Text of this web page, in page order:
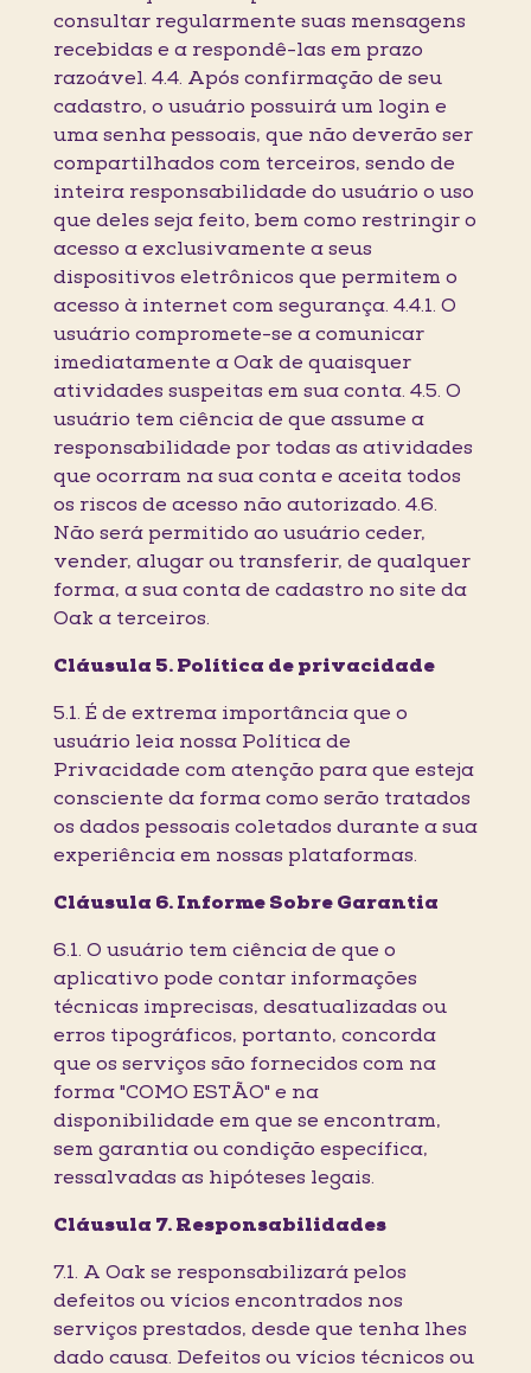
consultar regularmente suas mensagens
recebidas e a respondê-las em prazo
razoável. 4.4. Após confirmação de seu
cadastro, o usuário possuirá um login e
uma senha pessoais, que não deverão ser
compartilhados com terceiros, sendo de
inteira responsabilidade do usuário o uso
que deles seja feito, bem como restringir o
acesso a exclusivamente a seus
dispositivos eletrônicos que permitem o
acesso à internet com segurança. 4.4.1. O
usuário compromete-se a comunicar
imediatamente a Oak de quaisquer
atividades suspeitas em sua conta. 4.5. O
usuário tem ciência de que assume a
responsabilidade por todas as atividades
que ocorram na sua conta e aceita todos
os riscos de acesso não autorizado. 4.6.
Não será permitido ao usuário ceder,
vender, alugar ou transferir, de qualquer
forma, a sua conta de cadastro no site da
Oak a terceiros.
Cláusula 5. Política de privacidade
5.1. É de extrema importância que o
usuário leia nossa Política de
Privacidade com atenção para que esteja
consciente da forma como serão tratados
os dados pessoais coletados durante a sua
experiência em nossas plataformas.
Cláusula 6. Informe Sobre Garantia
6.1. O usuário tem ciência de que o
aplicativo pode contar informações
técnicas imprecisas, desatualizadas ou
erros tipográficos, portanto, concorda
que os serviços são fornecidos com na
forma "COMO ESTÃO" e na
disponibilidade em que se encontram,
sem garantia ou condição específica,
ressalvadas as hipóteses legais.
Cláusula 7. Responsabilidades
7.1. A Oak se responsabilizará pelos
defeitos ou vícios encontrados nos
serviços prestados, desde que tenha lhes
dado causa. Defeitos ou vícios técnicos ou